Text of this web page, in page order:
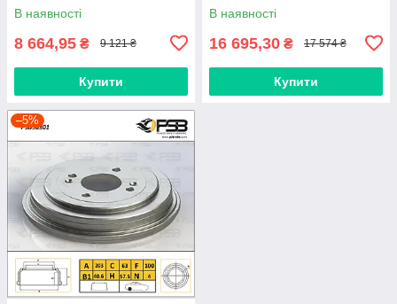
В наявності
8 664,95 ₴ 9 121 ₴
Купити
В наявності
16 695,30 ₴ 17 574 ₴
Купити
–5%